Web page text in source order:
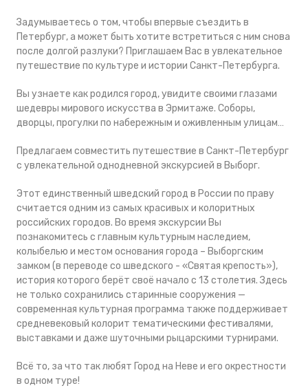
Задумываетесь о том, чтобы впервые съездить в
Петербург, а может быть хотите встретиться с ним снова
после долгой разлуки? Приглашаем Вас в увлекательное
путешествие по культуре и истории Санкт-Петербурга.
Вы узнаете как родился город, увидите своими глазами
шедевры мирового искусства в Эрмитаже. Соборы,
дворцы, прогулки по набережным и оживленным улицам…
Предлагаем совместить путешествие в Санкт-Петербург
с увлекательной однодневной экскурсией в Выборг.
Этот единственный шведский город в России по праву
считается одним из самых красивых и колоритных
российских городов. Во время экскурсии Вы
познакомитесь с главным культурным наследием,
колыбелью и местом основания города – Выборгским
замком (в переводе со шведского - «Святая крепость»),
история которого берёт своё начало с 13 столетия. Здесь
не только сохранились старинные сооружения —
современная культурная программа также поддерживает
средневековый колорит тематическими фестивалями,
выставками и даже шуточными рыцарскими турнирами.
Всё то, за что так любят Город на Неве и его окрестности
в одном туре!